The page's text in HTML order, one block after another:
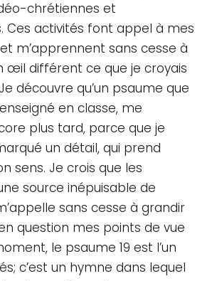
chrétiennes et
Ces activités font appel à mes
m’apprennent sans cesse à
œil différent ce que je croyais
découvre qu’un psaume que
enseigné en classe, me
plus tard, parce que je
un détail, qui prend
sens. Je crois que les
source inépuisable de
sans cesse à grandir
question mes points de vue
le psaume 19 est l’un
c’est un hymne dans lequel